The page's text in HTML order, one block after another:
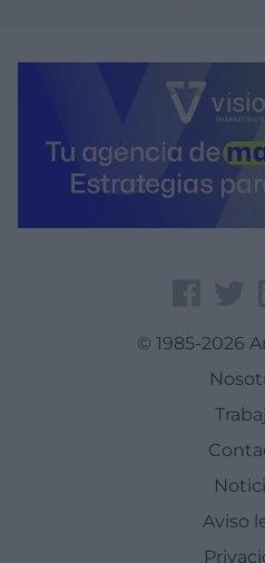
© 1985-2026
Aviso